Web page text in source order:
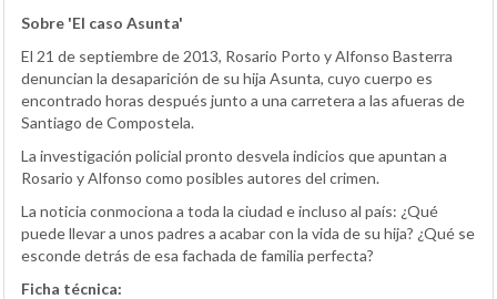
Sobre 'El caso Asunta'
El 21 de septiembre de 2013, Rosario Porto y Alfonso Basterra
denuncian la desaparición de su hija Asunta, cuyo cuerpo es
encontrado horas después junto a una carretera a las afueras de
Santiago de Compostela.
La investigación policial pronto desvela indicios que apuntan a
Rosario y Alfonso como posibles autores del crimen.
La noticia conmociona a toda la ciudad e incluso al país: ¿Qué
puede llevar a unos padres a acabar con la vida de su hija? ¿Qué se
esconde detrás de esa fachada de familia perfecta?
Ficha técnica: